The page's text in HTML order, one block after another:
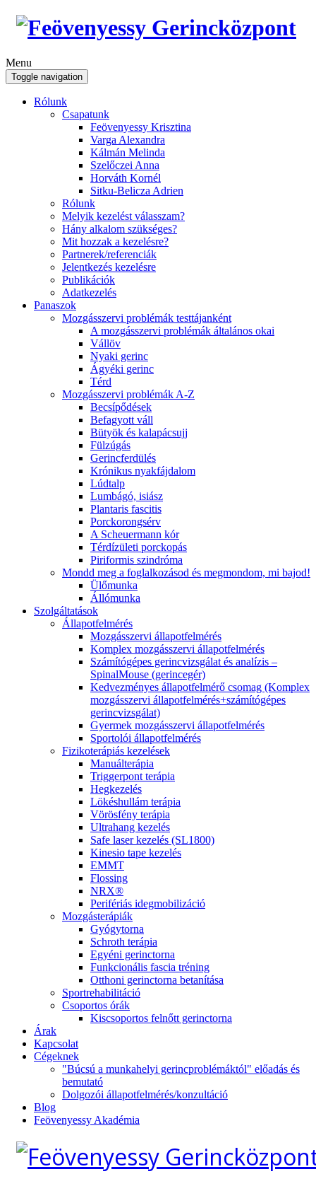
Menu
Toggle navigation
Rólunk
Csapatunk
Feövenyessy Krisztina
Varga Alexandra
Kálmán Melinda
Szelőczei Anna
Horváth Kornél
Sitku-Belicza Adrien
Rólunk
Melyik kezelést válasszam?
Hány alkalom szükséges?
Mit hozzak a kezelésre?
Partnerek/referenciák
Jelentkezés kezelésre
Publikációk
Adatkezelés
Panaszok
Mozgásszervi problémák testtájanként
A mozgásszervi problémák általános okai
Vállöv
Nyaki gerinc
Ágyéki gerinc
Térd
Mozgásszervi problémák A-Z
Becsípődések
Befagyott váll
Bütyök és kalapácsujj
Fülzúgás
Gerincferdülés
Krónikus nyakfájdalom
Lúdtalp
Lumbágó, isiász
Plantaris fascitis
Porckorongsérv
A Scheuermann kór
Térdízületi porckopás
Piriformis szindróma
Mondd meg a foglalkozásod és megmondom, mi bajod!
Ülőmunka
Állómunka
Szolgáltatások
Állapotfelmérés
Mozgásszervi állapotfelmérés
Komplex mozgásszervi állapotfelmérés
Számítógépes gerincvizsgálat és analízis –
SpinalMouse (gerincegér)
Kedvezményes állapotfelmérő csomag (Komplex
mozgásszervi állapotfelmérés+számítógépes
gerincvizsgálat)
Gyermek mozgásszervi állapotfelmérés
Sportolói állapotfelmérés
Fizikoterápiás kezelések
Manuálterápia
Triggerpont terápia
Hegkezelés
Lökéshullám terápia
Vörösfény terápia
Ultrahang kezelés
Safe laser kezelés (SL1800)
Kinesio tape kezelés
EMMT
Flossing
NRX®
Perifériás idegmobilizáció
Mozgásterápiák
Gyógytorna
Schroth terápia
Egyéni gerinctorna
Funkcionális fascia tréning
Otthoni gerinctorna betanítása
Sportrehabilitáció
Csoportos órák
Kiscsoportos felnőtt gerinctorna
Árak
Kapcsolat
Cégeknek
"Búcsú a munkahelyi gerincproblémáktól" előadás és
bemutató
Dolgozói állapotfelmérés/konzultáció
Blog
Feövenyessy Akadémia